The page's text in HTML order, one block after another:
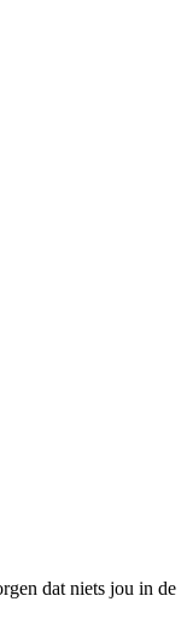
dat niets jou in de